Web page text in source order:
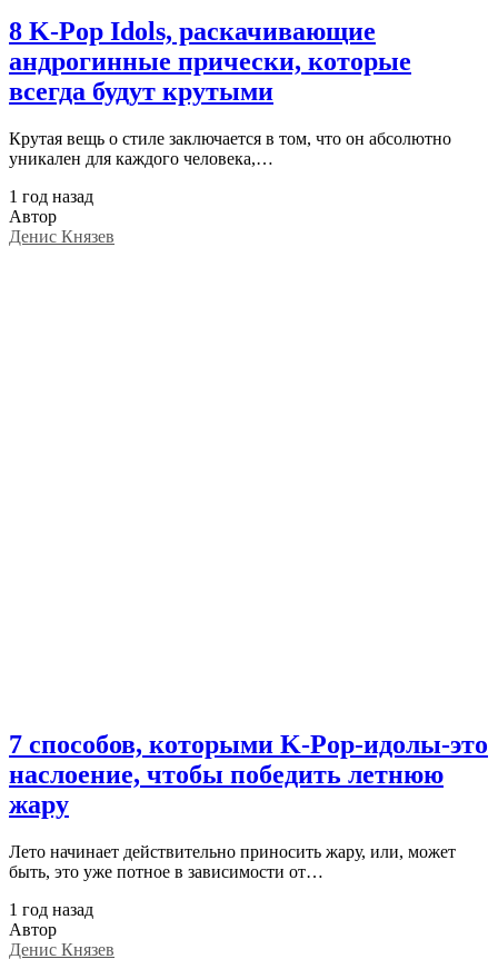
8 K-Pop Idols, раскачивающие
андрогинные прически, которые
всегда будут крутыми
Крутая вещь о стиле заключается в том, что он абсолютно
уникален для каждого человека,…
1 год назад
Автор
Денис Князев
7 способов, которыми K-Pop-идолы-это
наслоение, чтобы победить летнюю
жару
Лето начинает действительно приносить жару, или, может
быть, это уже потное в зависимости от…
1 год назад
Автор
Денис Князев